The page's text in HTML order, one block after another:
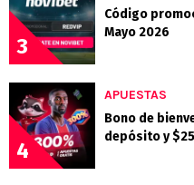
3
Código
Mayo 2026
4
APUESTAS
Bono de
depósito y